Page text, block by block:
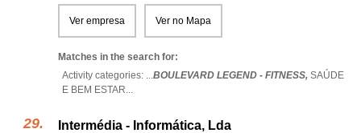
Ver empresa Ver no Mapa
Matches in the search for:
Activity categories: ...BOULEVARD LEGEND - FITNESS, SAÚDE
E BEM ESTAR...
Intermédia - Informática, Lda